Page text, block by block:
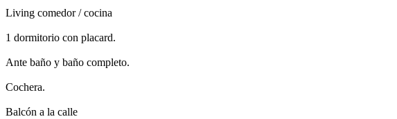
Living comedor / cocina
1 dormitorio con placard.
Ante baño y baño completo.
Cochera.
Balcón a la calle